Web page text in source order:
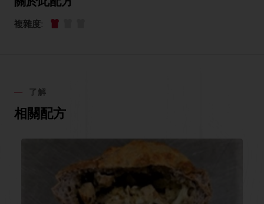
複雜度:
了解
相關配方